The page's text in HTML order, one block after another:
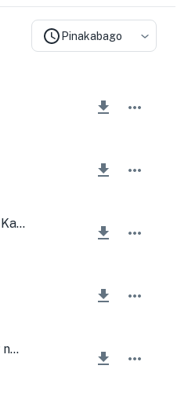
Pinakabago
Kalmadong Kalikasan
Mapanglaw na Araw